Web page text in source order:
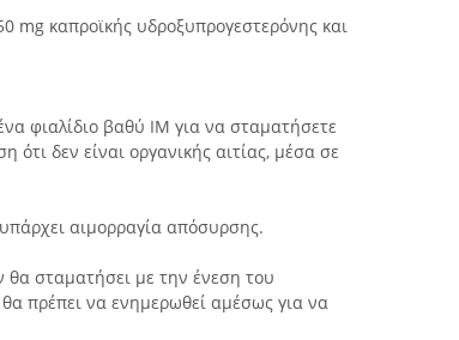
mg καπροϊκής υδροξυπρογεστερόνης και
φιαλίδιο βαθύ IM για να σταματήσετε
δεν είναι οργανικής αιτίας, μέσα σε
αιμορραγία απόσυρσης.
θα σταματήσει με την ένεση του
πρέπει να ενημερωθεί αμέσως για να